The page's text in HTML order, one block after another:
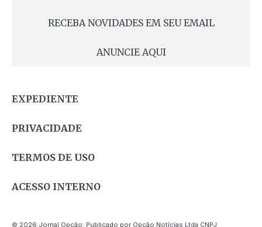
RECEBA NOVIDADES EM SEU EMAIL
ANUNCIE AQUI
EXPEDIENTE
PRIVACIDADE
TERMOS DE USO
ACESSO INTERNO
© 2026 Jornal Opção. Publicado por Opção Notícias Ltda CNPJ